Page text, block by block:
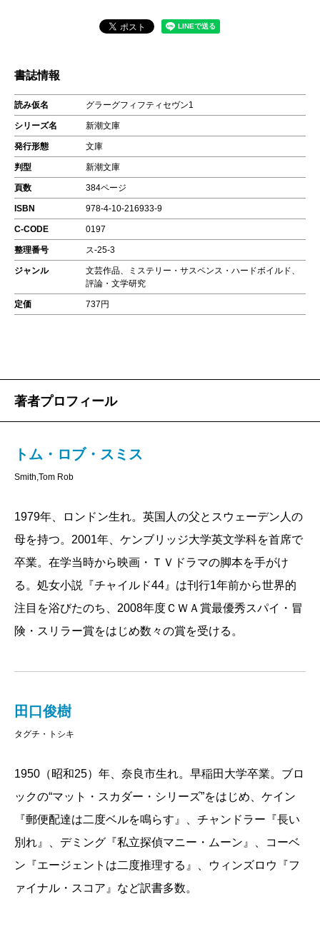
書誌情報
読み仮名 グラーグフィフティセヴン1
シリーズ名 新潮文庫
発行形態 文庫
判型 新潮文庫
頁数 384ページ
ISBN 978-4-10-216933-9
C-CODE 0197
整理番号 ス-25-3
ジャンル
文芸作品、ミステリー・サスペンス・ハードボイルド、
評論・文学研究
定価 737円
著者プロフィール
トム・ロブ・スミス
Smith,Tom Rob
1979年、ロンドン生れ。英国人の父とスウェーデン人の
母を持つ。2001年、ケンブリッジ大学英文学科を首席で
卒業。在学当時から映画・ＴＶドラマの脚本を手がけ
る。処女小説『チャイルド44』は刊行1年前から世界的
注目を浴びたのち、2008年度ＣＷＡ賞最優秀スパイ・冒
険・スリラー賞をはじめ数々の賞を受ける。
田口俊樹
タグチ・トシキ
1950（昭和25）年、奈良市生れ。早稲田大学卒業。ブロ
ックの“マット・スカダー・シリーズ”をはじめ、ケイン
『郵便配達は二度ベルを鳴らす』、チャンドラー『長い
別れ』、デミング『私立探偵マニー・ムーン』、コーベ
ン『エージェントは二度推理する』、ウィンズロウ『フ
ァイナル・スコア』など訳書多数。